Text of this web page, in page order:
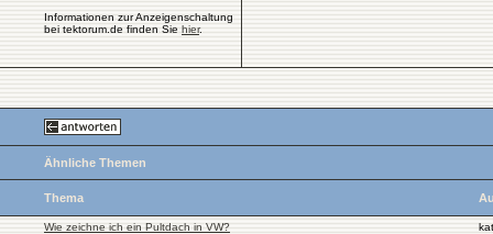
Informationen zur Anzeigenschaltung
bei tektorum.de finden Sie hier.
Ähnliche Themen
Thema
Wie zeichne ich ein Pultdach in VW?